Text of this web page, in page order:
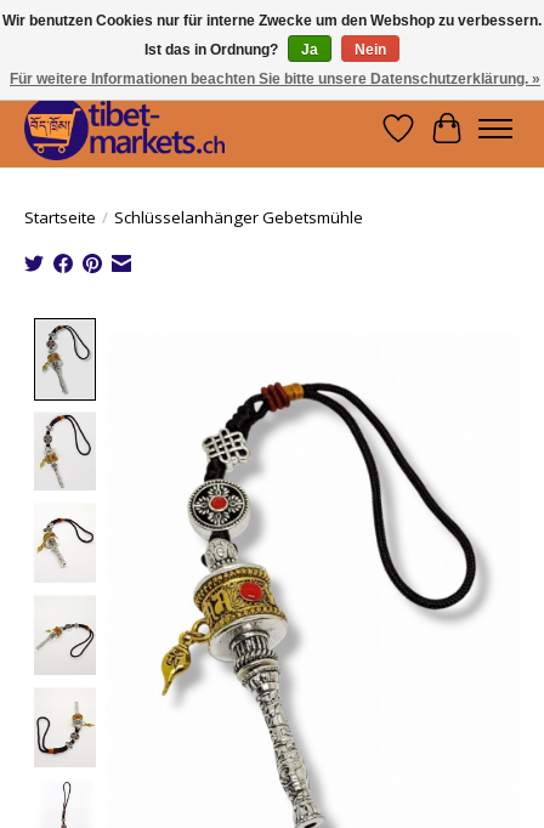
Handwerkskunst vom Dach der Welt.
Holen Sie sich ein Stück Tibet.
Wunschzettel
Ihr
Startseite / Schlüsselanhänger Gebetsmühle
Wir benutzen Cookies nur für interne Zwecke um den Webshop zu verbessern.
Ist das in Ordnung?
Ja
Nein
Für weitere Informationen beachten Sie bitte unsere Datenschutzerklärung. »